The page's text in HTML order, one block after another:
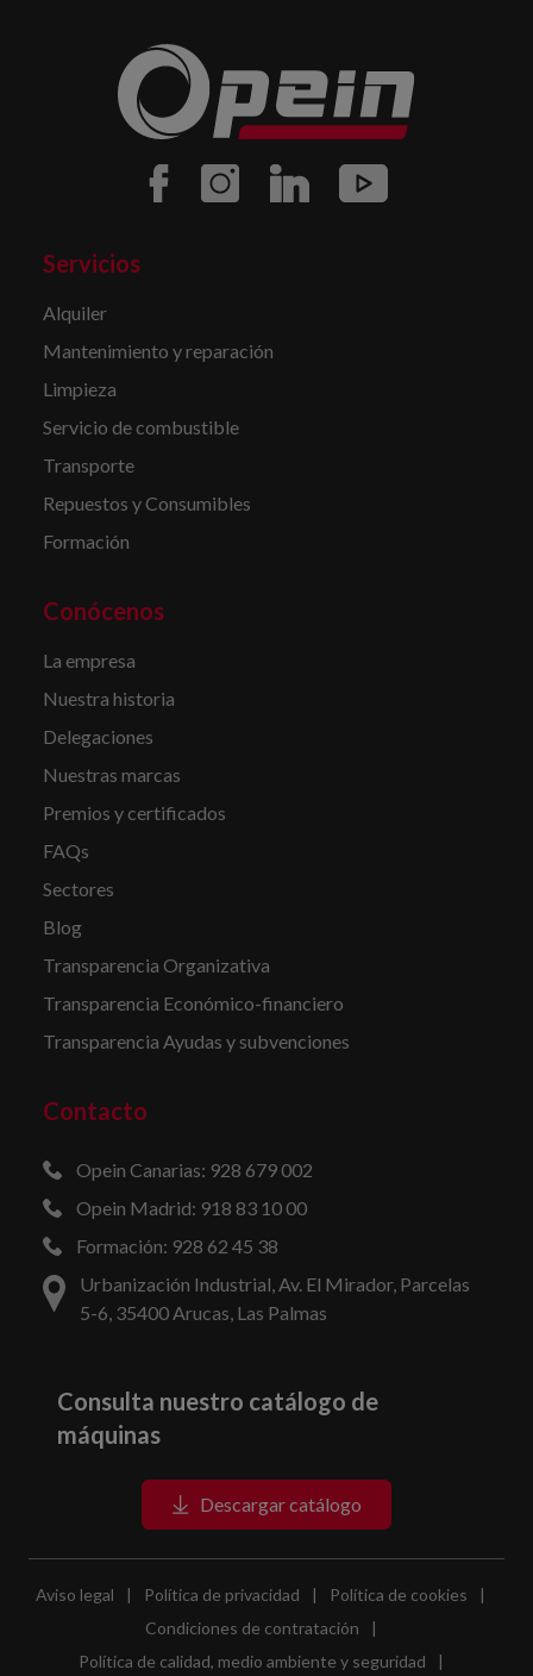
Servicios
Alquiler
Mantenimiento y reparación
Limpieza
Servicio de combustible
Transporte
Repuestos y Consumibles
Formación
Conócenos
La empresa
Nuestra historia
Delegaciones
Nuestras marcas
Premios y certificados
FAQs
Sectores
Blog
Transparencia Organizativa
Transparencia Económico-financiero
Transparencia Ayudas y subvenciones
Contacto
Opein Canarias: 928 679 002
Opein Madrid: 918 83 10 00
Formación: 928 62 45 38
Urbanización Industrial, Av. El Mirador, Parcelas
5-6, 35400 Arucas, Las Palmas
Consulta nuestro catálogo de
máquinas
Descargar catálogo
Aviso legal | Política de privacidad | Política de cookies
|
Condiciones de contratación
|
Política de calidad, medio ambiente y seguridad
|